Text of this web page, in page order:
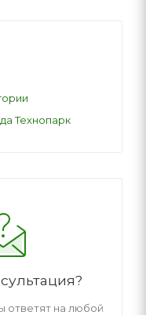
Технопарк
ответят на любой